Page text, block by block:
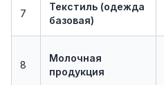
7
Текстиль (одежда
базовая)
8
Молочная
продукция